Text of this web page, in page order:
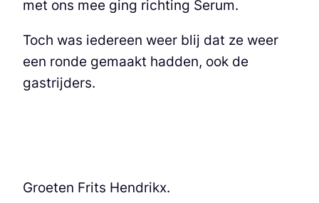
met ons mee ging richting Serum.
Toch was iedereen weer blij dat ze weer
een ronde gemaakt hadden, ook de
gastrijders.
Groeten Frits Hendrikx.